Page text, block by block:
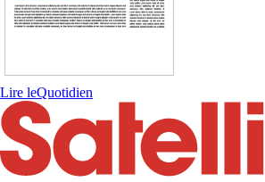
Lire leQuotidien